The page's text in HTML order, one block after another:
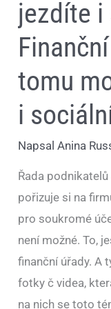
jezdíte i
tomu
i
NapsalAnina
Řada
pořizuje si na
pro soukromé
není možné. To,
finanční úřady. A
fotky č videa,
na nich se toto